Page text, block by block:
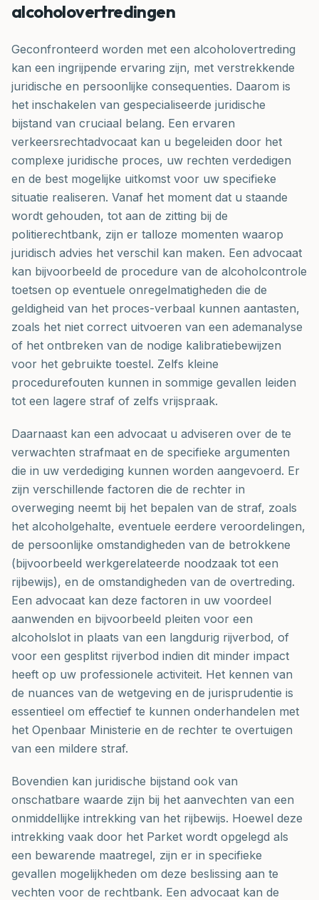
alcoholovertredingen
Geconfronteerd worden met een alcoholovertreding
kan een ingrijpende ervaring zijn, met verstrekkende
juridische en persoonlijke consequenties. Daarom is
het inschakelen van gespecialiseerde juridische
bijstand van cruciaal belang. Een ervaren
verkeersrechtadvocaat kan u begeleiden door het
complexe juridische proces, uw rechten verdedigen
en de best mogelijke uitkomst voor uw specifieke
situatie realiseren. Vanaf het moment dat u staande
wordt gehouden, tot aan de zitting bij de
politierechtbank, zijn er talloze momenten waarop
juridisch advies het verschil kan maken. Een advocaat
kan bijvoorbeeld de procedure van de alcoholcontrole
toetsen op eventuele onregelmatigheden die de
geldigheid van het proces-verbaal kunnen aantasten,
zoals het niet correct uitvoeren van een ademanalyse
of het ontbreken van de nodige kalibratiebewijzen
voor het gebruikte toestel. Zelfs kleine
procedurefouten kunnen in sommige gevallen leiden
tot een lagere straf of zelfs vrijspraak.
Daarnaast kan een advocaat u adviseren over de te
verwachten strafmaat en de specifieke argumenten
die in uw verdediging kunnen worden aangevoerd. Er
zijn verschillende factoren die de rechter in
overweging neemt bij het bepalen van de straf, zoals
het alcoholgehalte, eventuele eerdere veroordelingen,
de persoonlijke omstandigheden van de betrokkene
(bijvoorbeeld werkgerelateerde noodzaak tot een
rijbewijs), en de omstandigheden van de overtreding.
Een advocaat kan deze factoren in uw voordeel
aanwenden en bijvoorbeeld pleiten voor een
alcoholslot in plaats van een langdurig rijverbod, of
voor een gesplitst rijverbod indien dit minder impact
heeft op uw professionele activiteit. Het kennen van
de nuances van de wetgeving en de jurisprudentie is
essentieel om effectief te kunnen onderhandelen met
het Openbaar Ministerie en de rechter te overtuigen
van een mildere straf.
Bovendien kan juridische bijstand ook van
onschatbare waarde zijn bij het aanvechten van een
onmiddellijke intrekking van het rijbewijs. Hoewel deze
intrekking vaak door het Parket wordt opgelegd als
een bewarende maatregel, zijn er in specifieke
gevallen mogelijkheden om deze beslissing aan te
vechten voor de rechtbank. Een advocaat kan de